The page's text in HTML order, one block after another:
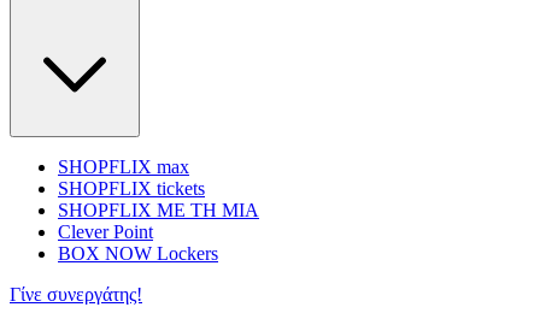
SHOPFLIX max
SHOPFLIX tickets
SHOPFLIX ΜΕ ΤΗ ΜΙΑ
Clever Point
BOX NOW Lockers
Γίνε συνεργάτης!